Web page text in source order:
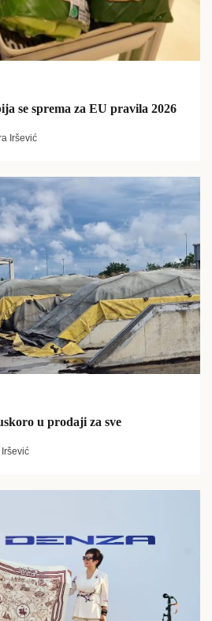
se sprema za EU pravila 2026
Iršević
u prodaji za sve